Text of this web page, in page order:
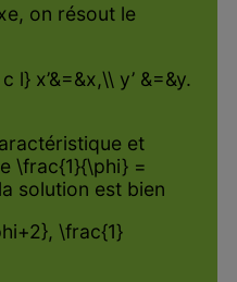
on résout le
x’&=&x,\\ y’ &=&y.
et
\frac{1}{\phi} =
solution est bien
\frac{1}